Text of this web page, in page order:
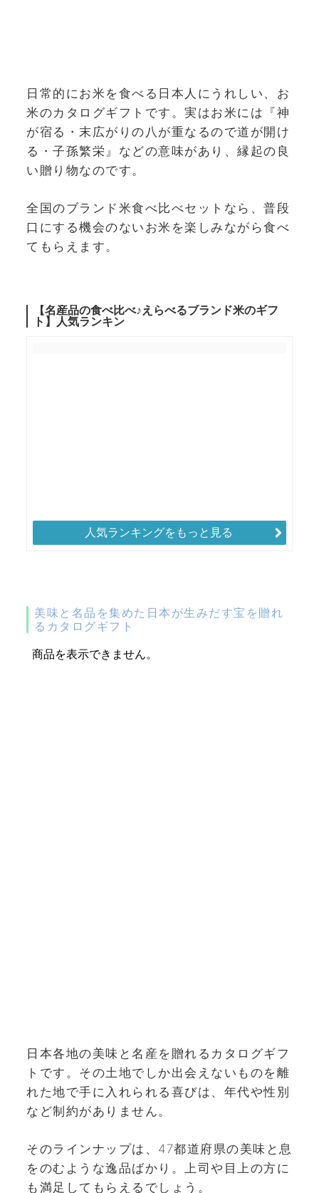
日常的にお米を食べる日本人にうれしい、お
米のカタログギフトです。実はお米には『神
が宿る・末広がりの八が重なるので道が開け
る・子孫繁栄』などの意味があり、縁起の良
い贈り物なのです。
全国のブランド米食べ比べセットなら、普段
口にする機会のないお米を楽しみながら食べ
てもらえます。
人気ランキングをもっと見る
美味と名品を集めた日本が生みだす宝を贈れ
るカタログギフト
日本各地の美味と名産を贈れるカタログギフ
トです。その土地でしか出会えないものを離
れた地で手に入れられる喜びは、年代や性別
など制約がありません。
そのラインナップは、47都道府県の美味と息
をのむような逸品ばかり。上司や目上の方に
も満足してもらえるでしょう。